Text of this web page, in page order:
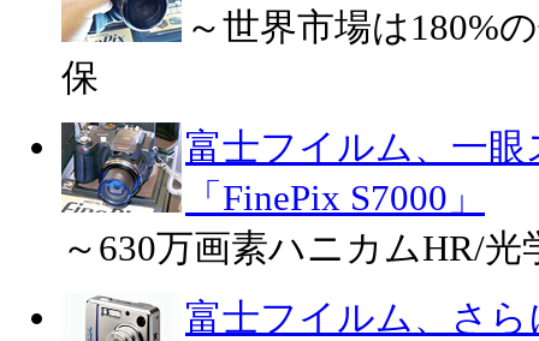
～世界市場は180%
保
富士フイルム、一
「FinePix S7000」
～630万画素ハニカムHR/
富士フイルム、さ